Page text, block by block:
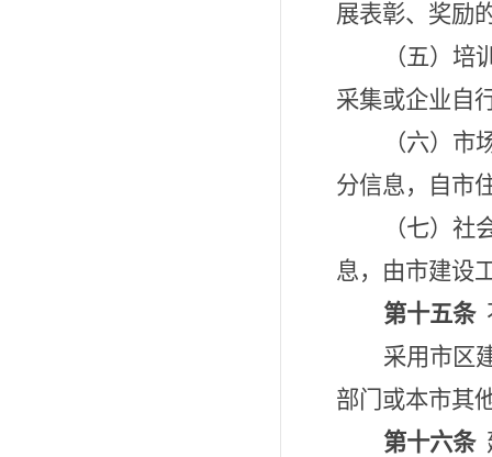
展表彰、奖励
（五）
采集或企业自
（六） 市
分信息，
自市
（七） 社
息， 由市建设
第十五条
采用市区
部门或本市其
第十六条